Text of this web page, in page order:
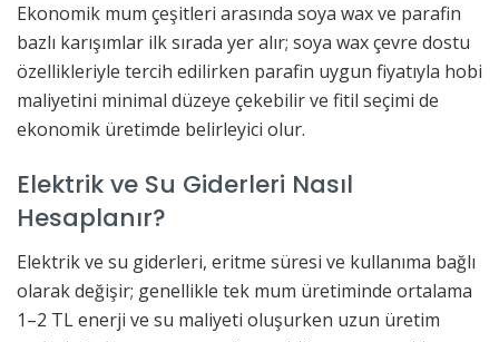
Ekonomik mum çeşitleri arasında soya wax ve parafin
bazlı karışımlar ilk sırada yer alır; soya wax çevre dostu
özellikleriyle tercih edilirken parafin uygun fiyatıyla hobi
maliyetini minimal düzeye çekebilir ve fitil seçimi de
ekonomik üretimde belirleyici olur.
Elektrik ve Su Giderleri Nasıl
Hesaplanır?
Elektrik ve su giderleri, eritme süresi ve kullanıma bağlı
olarak değişir; genellikle tek mum üretiminde ortalama
1–2 TL enerji ve su maliyeti oluşurken uzun üretim